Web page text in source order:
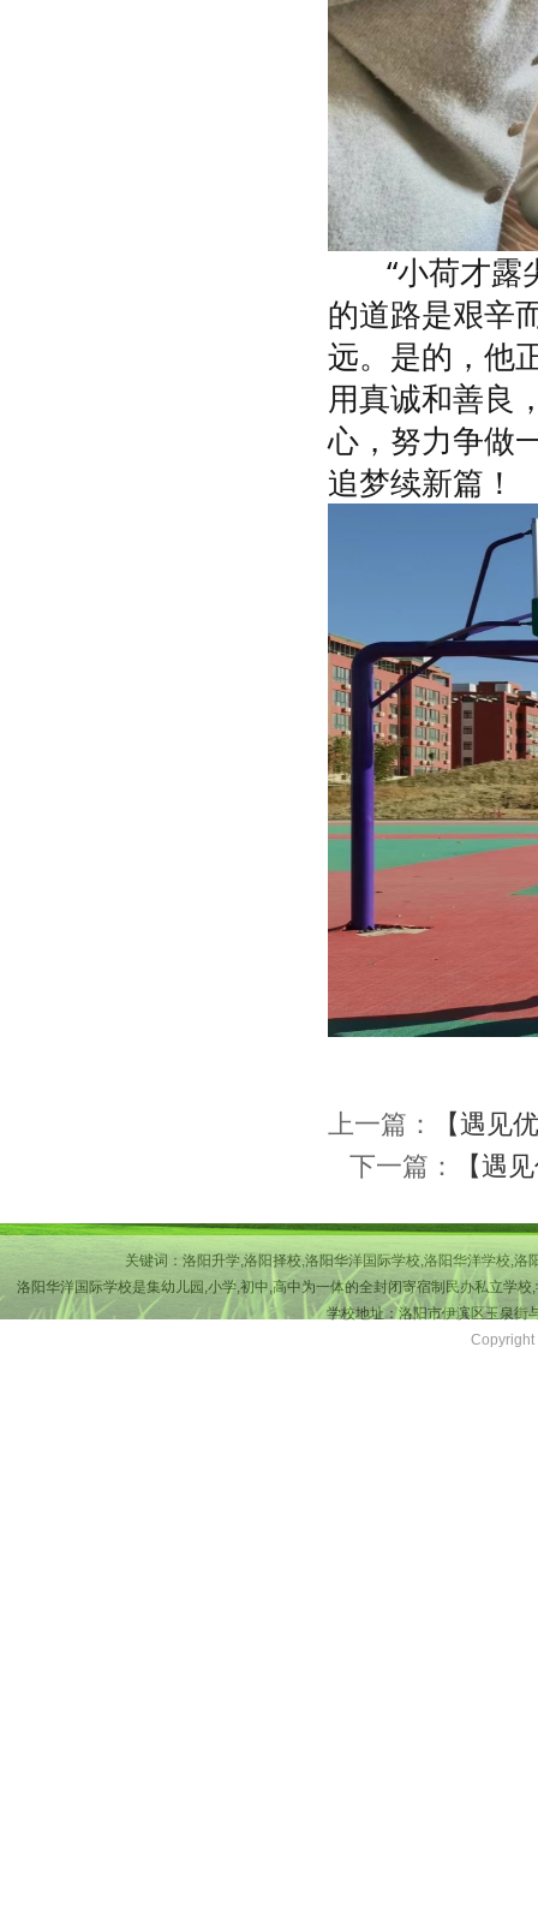
“小荷才露
的道路是艰辛
远。是的，他
用真诚和善良
心，努力争做
追梦续新篇！
上一篇：
【遇见
下一篇：
【遇
关键词：洛阳升学,洛阳择校,洛阳华洋国际学校,洛阳华洋学校,
洛阳华洋国际学校是集幼儿园,小学,初中,高中为一体的全封闭寄宿制民办私立学
学校地址：洛阳市伊滨区玉泉街
Copyright